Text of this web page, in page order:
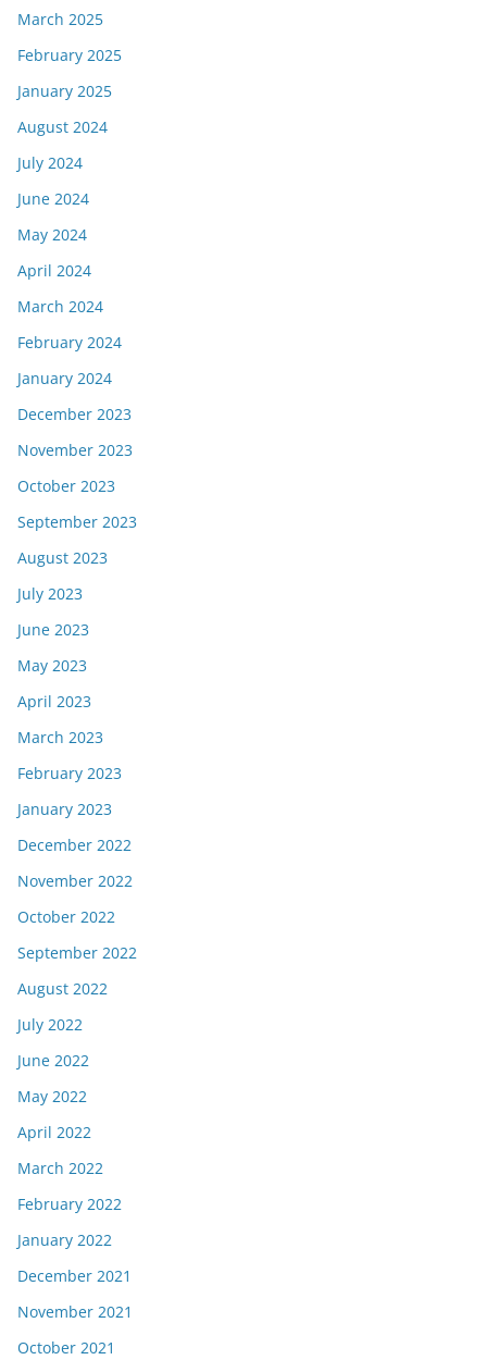
March 2025
February 2025
January 2025
August 2024
July 2024
June 2024
May 2024
April 2024
March 2024
February 2024
January 2024
December 2023
November 2023
October 2023
September 2023
August 2023
July 2023
June 2023
May 2023
April 2023
March 2023
February 2023
January 2023
December 2022
November 2022
October 2022
September 2022
August 2022
July 2022
June 2022
May 2022
April 2022
March 2022
February 2022
January 2022
December 2021
November 2021
October 2021